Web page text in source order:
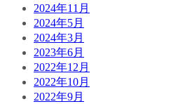
2024年11月
2024年5月
2024年3月
2023年6月
2022年12月
2022年10月
2022年9月